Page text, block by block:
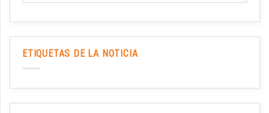
ETIQUETAS DE LA NOTICIA